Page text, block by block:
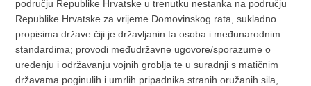
području Republike Hrvatske u trenutku nestanka na području
Republike Hrvatske za vrijeme Domovinskog rata, sukladno
propisima države čiji je državljanin ta osoba i međunarodnim
standardima; provodi međudržavne ugovore/sporazume o
uređenju i održavanju vojnih groblja te u suradnji s matičnim
državama poginulih i umrlih pripadnika stranih oružanih sila,